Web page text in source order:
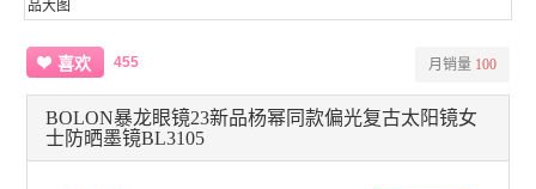
喜欢 455 月销量 100
BOLON暴龙眼镜23新品杨幂同款偏光复古太阳镜女
士防晒墨镜BL3105